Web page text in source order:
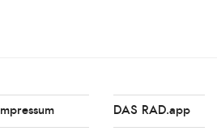
Impressum DAS RAD.app